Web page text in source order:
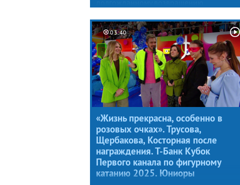
Валиевой. Семь фигуристок из десяти
приземлили в рамках четвертьфинала
элементы ультра-си, первую оценку дня
получила Алиса Двоеглазова с двумя
разными квадами: лутцем и тулупом.
03:40
«Жизнь прекрасна, особенно в
розовых очках». Трусова,
Щербакова, Косторная после
награждения. Т-Банк Кубок
Первого канала по фигурному
катанию 2025. Юниоры